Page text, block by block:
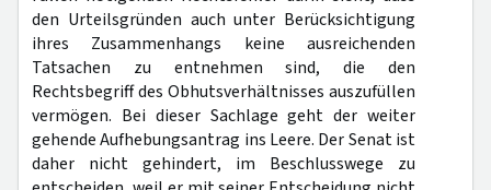
den Urteilsgründen auch unter Berücksichtigung
ihres Zusammenhangs keine ausreichenden
Tatsachen zu entnehmen sind, die den
Rechtsbegriff des Obhutsverhältnisses auszufüllen
vermögen. Bei dieser Sachlage geht der weiter
gehende Aufhebungsantrag ins Leere. Der Senat ist
daher nicht gehindert, im Beschlusswege zu